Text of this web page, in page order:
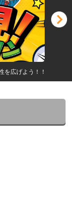
を広げよう！！